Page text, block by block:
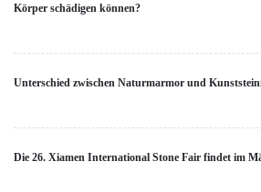
Körper schädigen können?
Unterschied zwischen Naturmarmor und
Die 26. Xiamen International Stone Fair findet im